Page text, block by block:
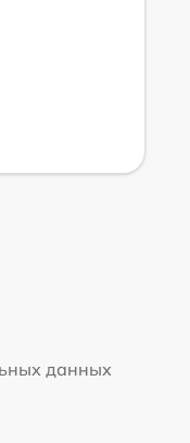
данных